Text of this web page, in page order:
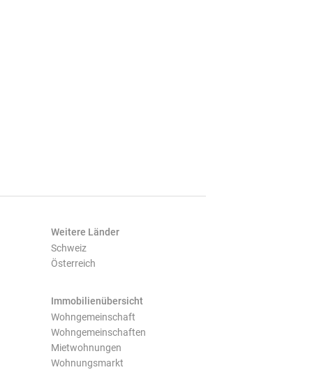
Weitere Länder
Schweiz
Österreich
Immobilienübersicht
Wohngemeinschaft
Wohngemeinschaften
Mietwohnungen
Wohnungsmarkt